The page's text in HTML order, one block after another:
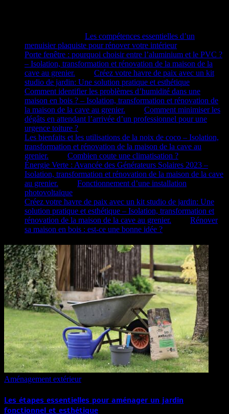
Les compétences essentielles d’un
menuisier plaquiste pour rénover votre intérieur
Porte fenêtre : pourquoi choisir entre l’aluminium et le PVC ?
– Isolation, transformation et rénovation de la maison de la
cave au grenier.
Créez votre havre de paix avec un kit
studio de jardin: Une solution pratique et esthétique
Comment identifier les problèmes d’humidité dans une
maison en bois ? – Isolation, transformation et rénovation de
la maison de la cave au grenier.
Comment minimiser les
dégâts en attendant l’arrivée d’un professionnel pour une
urgence toiture ?
Les bienfaits et les utilisations de la noix de coco – Isolation,
transformation et rénovation de la maison de la cave au
grenier.
Combien coute une climatisation ?
Énergie Verte : Avancée des Générateurs Solaires 2023 –
Isolation, transformation et rénovation de la maison de la cave
au grenier.
Fonctionnement d’une installation
photovoltaïque
Créez votre havre de paix avec un kit studio de jardin: Une
solution pratique et esthétique – Isolation, transformation et
rénovation de la maison de la cave au grenier.
Rénover
sa maison en bois : est-ce une bonne idée ?
Aménagement extérieur
Les étapes essentielles pour aménager un jardin
fonctionnel et esthétique